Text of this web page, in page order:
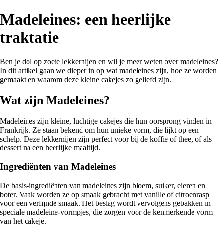
Madeleines: een heerlijke
traktatie
Ben je dol op zoete lekkernijen en wil je meer weten over madeleines?
In dit artikel gaan we dieper in op wat madeleines zijn, hoe ze worden
gemaakt en waarom deze kleine cakejes zo geliefd zijn.
Wat zijn Madeleines?
Madeleines zijn kleine, luchtige cakejes die hun oorsprong vinden in
Frankrijk. Ze staan bekend om hun unieke vorm, die lijkt op een
schelp. Deze lekkernijen zijn perfect voor bij de koffie of thee, of als
dessert na een heerlijke maaltijd.
Ingrediënten van Madeleines
De basis-ingrediënten van madeleines zijn bloem, suiker, eieren en
boter. Vaak worden ze op smaak gebracht met vanille of citroenrasp
voor een verfijnde smaak. Het beslag wordt vervolgens gebakken in
speciale madeleine-vormpjes, die zorgen voor de kenmerkende vorm
van het cakeje.